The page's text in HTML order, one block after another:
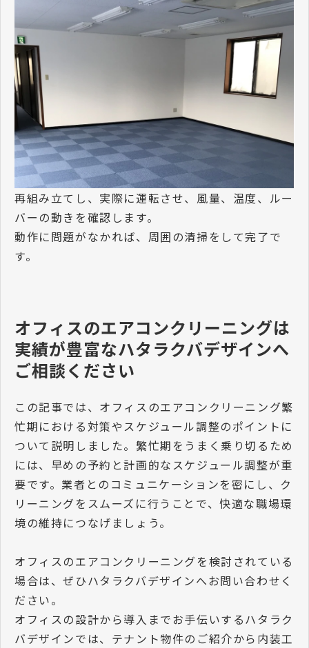
再組み立てし、実際に運転させ、風量、温度、ルー
バーの動きを確認します。
動作に問題がなかれば、周囲の清掃をして完了で
す。
オフィスのエアコンクリーニングは
実績が豊富なハタラクバデザインへ
ご相談ください
この記事では、オフィスのエアコンクリーニング繁
忙期における対策やスケジュール調整のポイントに
ついて説明しました。繁忙期をうまく乗り切るため
には、早めの予約と計画的なスケジュール調整が重
要です。業者とのコミュニケーションを密にし、ク
リーニングをスムーズに行うことで、快適な職場環
境の維持につなげましょう。
オフィスのエアコンクリーニングを検討されている
場合は、ぜひハタラクバデザインへお問い合わせく
ださい。
オフィスの設計から導入までお手伝いするハタラク
バデザインでは、テナント物件のご紹介から内装工